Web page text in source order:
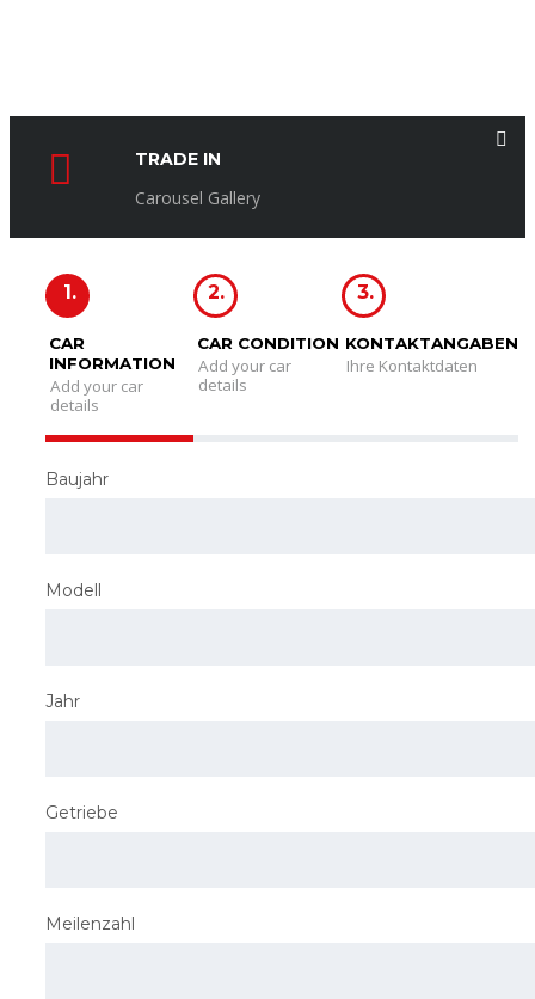
TRADE IN
Carousel Gallery
1.
CAR
INFORMATION
Add your car
details
2.
CAR CONDITION
Add your car
details
3.
KONTAKTANGABEN
Ihre Kontaktdaten
Baujahr
Modell
Jahr
Getriebe
Meilenzahl